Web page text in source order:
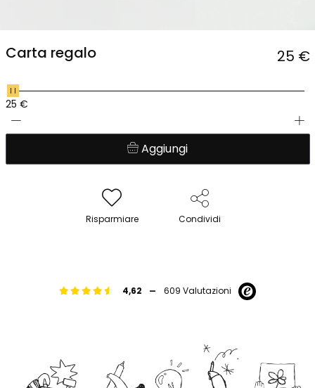
Carta regalo 25 €
25 €
Aggiungi
Risparmiare Condividi
4,62 - 609 Valutazioni